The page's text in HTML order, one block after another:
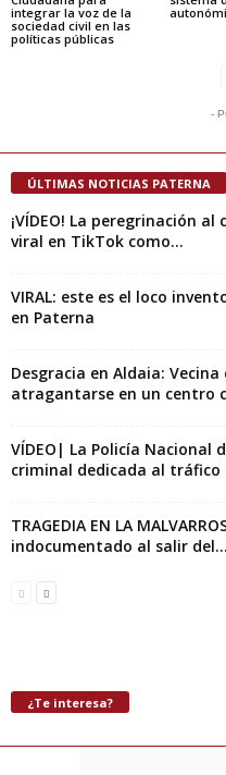
integrar la voz de la
sociedad civil en las
políticas públicas
-
ÚLTIMAS NOTICIAS PATERNA
¡VÍDEO! La peregrinación
viral en TikTok como...
VIRAL: este es el loco
en Paterna
Desgracia en Aldaia:
atragantarse en un centro
VÍDEO| La Policía Nacional
criminal dedicada al tráfico
TRAGEDIA EN LA
indocumentado al salir del...
¿Te interesa?